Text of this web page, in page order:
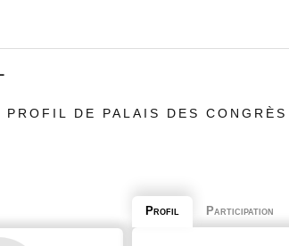
PROFIL DE PALAIS DES CONGRÈS
Profil Participation